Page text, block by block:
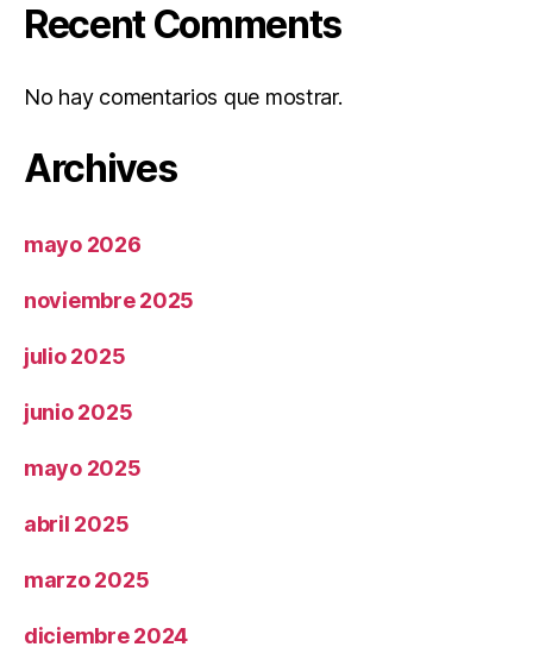
Recent Comments
No hay comentarios que mostrar.
Archives
mayo 2026
noviembre 2025
julio 2025
junio 2025
mayo 2025
abril 2025
marzo 2025
diciembre 2024